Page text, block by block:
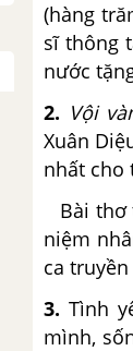
(hàng
sĩ thông
nước
2. Vội
Xuân
nhất cho
Bài thơ
niệm
ca
3. Tình
mình,